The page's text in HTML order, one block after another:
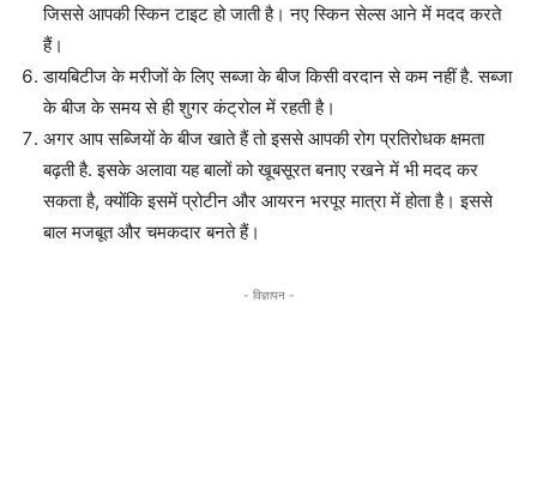
जिससे आपकी स्किन टाइट हो जाती है। नए स्किन सेल्स आने में मदद करते
हैं।
डायबिटीज के मरीजों के लिए सब्जा के बीज किसी वरदान से कम नहीं है. सब्जा
के बीज के समय से ही शुगर कंट्रोल में रहती है।
अगर आप सब्जियों के बीज खाते हैं तो इससे आपकी रोग प्रतिरोधक क्षमता
बढ़ती है. इसके अलावा यह बालों को खूबसूरत बनाए रखने में भी मदद कर
सकता है, क्योंकि इसमें प्रोटीन और आयरन भरपूर मात्रा में होता है। इससे
बाल मजबूत और चमकदार बनते हैं।
- विज्ञापन -